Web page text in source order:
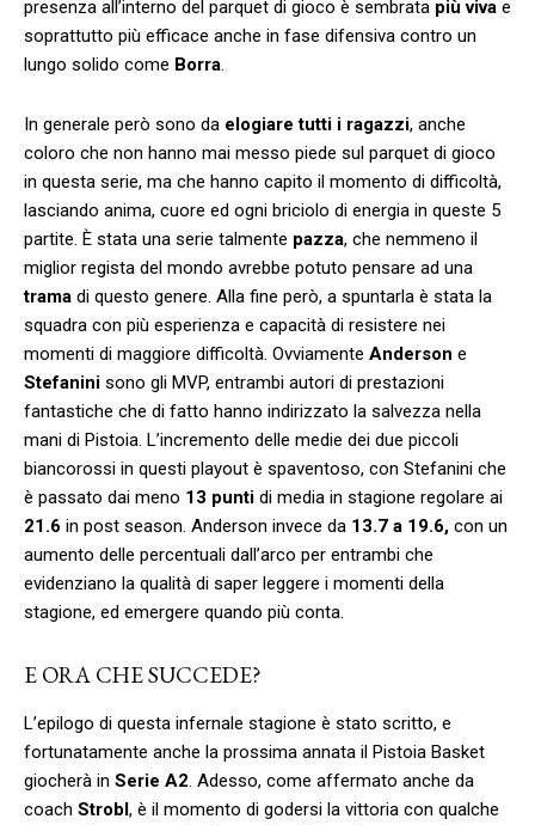
presenza all’interno del parquet di gioco è sembrata più viva e
soprattutto più efficace anche in fase difensiva contro un
lungo solido come Borra.
In generale però sono da elogiare tutti i ragazzi, anche
coloro che non hanno mai messo piede sul parquet di gioco
in questa serie, ma che hanno capito il momento di difficoltà,
lasciando anima, cuore ed ogni briciolo di energia in queste 5
partite. È stata una serie talmente pazza, che nemmeno il
miglior regista del mondo avrebbe potuto pensare ad una
trama di questo genere. Alla fine però, a spuntarla è stata la
squadra con più esperienza e capacità di resistere nei
momenti di maggiore difficoltà. Ovviamente Anderson e
Stefanini sono gli MVP, entrambi autori di prestazioni
fantastiche che di fatto hanno indirizzato la salvezza nella
mani di Pistoia. L’incremento delle medie dei due piccoli
biancorossi in questi playout è spaventoso, con Stefanini che
è passato dai meno 13 punti di media in stagione regolare ai
21.6 in post season. Anderson invece da 13.7 a 19.6, con un
aumento delle percentuali dall’arco per entrambi che
evidenziano la qualità di saper leggere i momenti della
stagione, ed emergere quando più conta.
E ORA CHE SUCCEDE?
L’epilogo di questa infernale stagione è stato scritto, e
fortunatamente anche la prossima annata il Pistoia Basket
giocherà in Serie A2. Adesso, come affermato anche da
coach Strobl, è il momento di godersi la vittoria con qualche